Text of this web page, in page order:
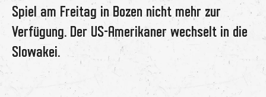
Spiel am Freitag in Bozen nicht mehr zur
Verfügung. Der US-Amerikaner wechselt in die
Slowakei.